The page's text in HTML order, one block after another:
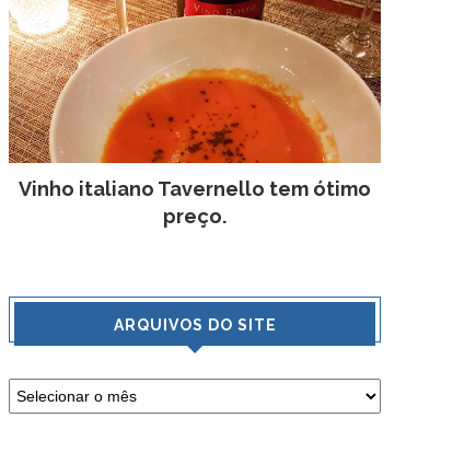
Vinho italiano Tavernello tem ótimo
preço.
ARQUIVOS DO SITE